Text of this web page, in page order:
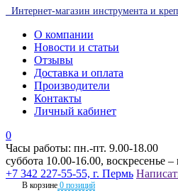
Интернет-магазин инструмента и
О компании
Новости и статьи
Отзывы
Доставка и оплата
Производители
Контакты
Личный кабинет
0
Часы работы: пн.-пт. 9.00-18.00
суббота 10.00-16.00, воскресенье
+7 342 227-55-55, г. Пермь
В корзине 0 позиций